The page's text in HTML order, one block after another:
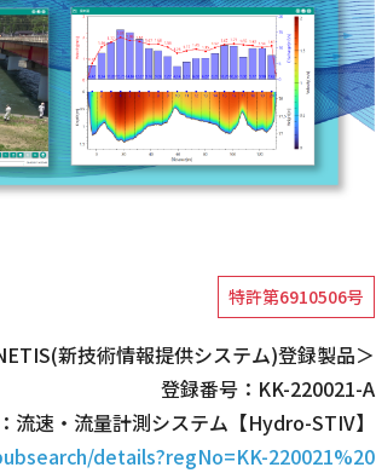
特許第6910506号
新技術情報提供システム)登録製品＞
登録番号：KK-220021-A
流速・流量計測システム【Hydro-STIV】
details?regNo=KK-220021%20